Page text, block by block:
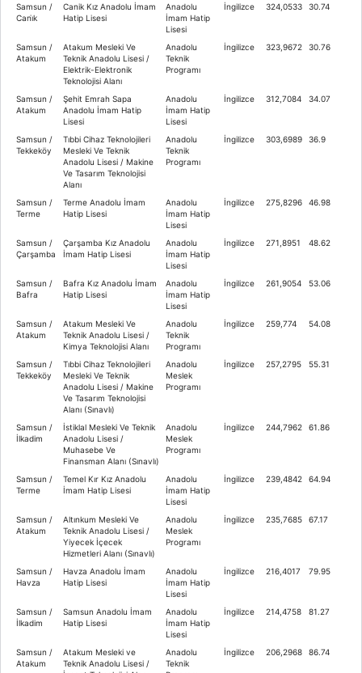
Samsun /
Cani̇k
Canik Kız Anadolu İmam
Hatip Lisesi
Anadolu
İmam Hatip
Lisesi
İngilizce 324,0533 30.74
Samsun /
Atakum
Atakum Mesleki Ve
Teknik Anadolu Lisesi /
Elektrik-Elektronik
Teknolojisi Alanı
Anadolu
Teknik
Programı
İngilizce 323,9672 30.76
Samsun /
Atakum
Şehit Emrah Sapa
Anadolu İmam Hatip
Lisesi
Anadolu
İmam Hatip
Lisesi
İngilizce 312,7084 34.07
Samsun /
Tekkeköy
Tıbbi Cihaz Teknolojileri
Mesleki Ve Teknik
Anadolu Lisesi / Makine
Ve Tasarım Teknolojisi
Alanı
Anadolu
Teknik
Programı
İngilizce 303,6989 36.9
Samsun /
Terme
Terme Anadolu İmam
Hatip Lisesi
Anadolu
İmam Hatip
Lisesi
İngilizce 275,8296 46.98
Samsun /
Çarşamba
Çarşamba Kız Anadolu
İmam Hatip Lisesi
Anadolu
İmam Hatip
Lisesi
İngilizce 271,8951 48.62
Samsun /
Bafra
Bafra Kız Anadolu İmam
Hatip Lisesi
Anadolu
İmam Hatip
Lisesi
İngilizce 261,9054 53.06
Samsun /
Atakum
Atakum Mesleki Ve
Teknik Anadolu Lisesi /
Kimya Teknolojisi Alanı
Anadolu
Teknik
Programı
İngilizce 259,774 54.08
Samsun /
Tekkeköy
Tıbbi Cihaz Teknolojileri
Mesleki Ve Teknik
Anadolu Lisesi / Makine
Ve Tasarım Teknolojisi
Alanı (Sınavlı)
Anadolu
Meslek
Programı
İngilizce 257,2795 55.31
Samsun /
İlkadim
İstiklal Mesleki Ve Teknik
Anadolu Lisesi /
Muhasebe Ve
Finansman Alanı (Sınavlı)
Anadolu
Meslek
Programı
İngilizce 244,7962 61.86
Samsun /
Terme
Temel Kır Kız Anadolu
İmam Hatip Lisesi
Anadolu
İmam Hatip
Lisesi
İngilizce 239,4842 64.94
Samsun /
Atakum
Altınkum Mesleki Ve
Teknik Anadolu Lisesi /
Yiyecek İçecek
Hizmetleri Alanı (Sınavlı)
Anadolu
Meslek
Programı
İngilizce 235,7685 67.17
Samsun /
Havza
Havza Anadolu İmam
Hatip Lisesi
Anadolu
İmam Hatip
Lisesi
İngilizce 216,4017 79.95
Samsun /
İlkadim
Samsun Anadolu İmam
Hatip Lisesi
Anadolu
İmam Hatip
Lisesi
İngilizce 214,4758 81.27
Samsun /
Atakum
Atakum Mesleki ve
Teknik Anadolu Lisesi /
Anadolu
Teknik
İngilizce 206,2968 86.74